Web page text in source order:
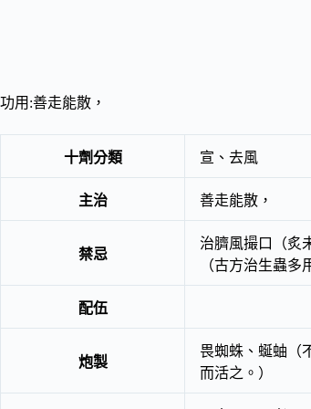
功用:善走能散，
十劑分類 宣、去風
主治 善走能散，
禁忌
治臍風撮口（炙
（古方治生蟲多
配伍
炮製
畏蜘蛛、蜒蚰（
而活之。）